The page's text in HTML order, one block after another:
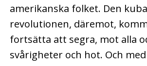
amerikanska folket. Den
revolutionen, däremot,
fortsätta att segra, mot alla
svårigheter och hot. Och